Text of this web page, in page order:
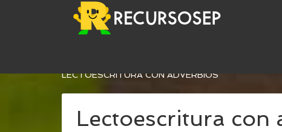
LECTOESCRITURA CON ADVERBIOS
Lectoescritura con